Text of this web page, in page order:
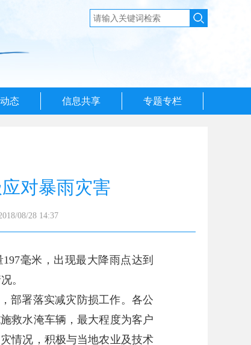
态 信息共享 专题专栏
对暴雨灾害
08/28 14:37
毫米，出现最大降雨点达到
。
部署落实减灾防损工作。各公
救水淹车辆，最大程度为客户
情况，积极与当地农业及技术